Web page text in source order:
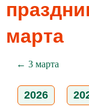
марта
← 3 марта
2026